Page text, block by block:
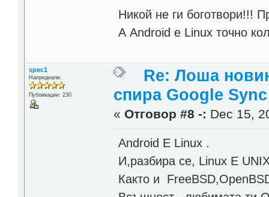
Никой не ги боготвори!!!
А Android е Linux точно
spec1
Напреднали
Публикации: 230
Re: Лоша
спира Google Sync
« Отговор #8 -: Dec 15,
Android Е Linux .
И,разбира се, Linux Е
Както и